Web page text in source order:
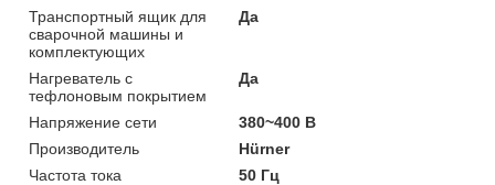
Транспортный ящик для
сварочной машины и
комплектующих
Да
Нагреватель с
тефлоновым покрытием
Да
Напряжение сети
380~400 В
Производитель
Hürner
Частота тока
50 Гц